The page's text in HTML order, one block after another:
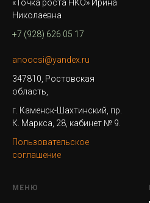
«Точка роста НКО» Ирина
Николаевна
+7 (928) 626 05 17
anoocsi@yandex.ru
347810, Ростовская
область,
г. Каменск-Шахтинский, пр.
К. Маркса, 28, кабинет № 9.
Пользовательское
соглашение
МЕНЮ